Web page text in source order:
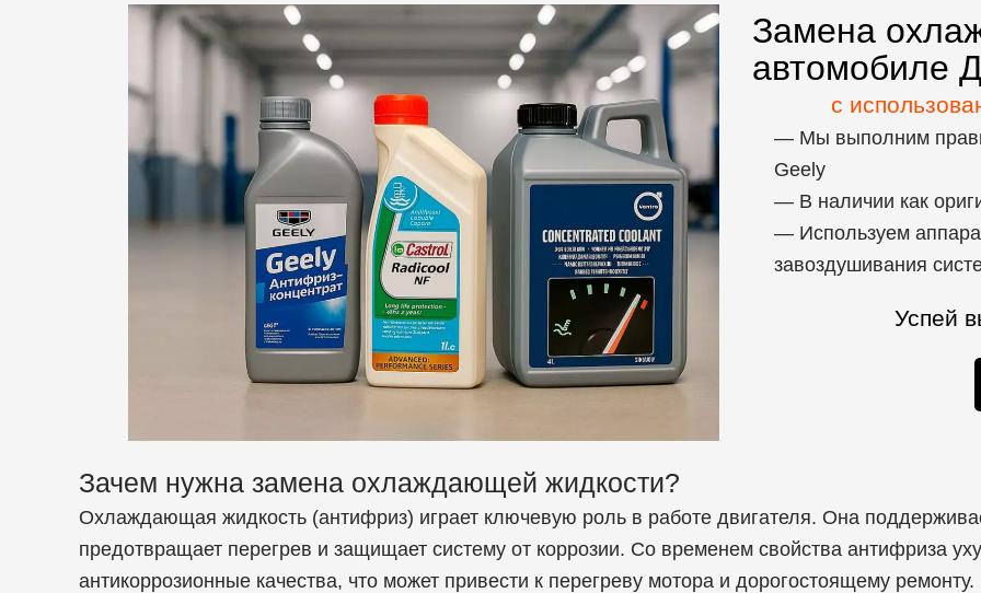
Замена
автомобиле
с
— Мы выполним
Geely
— В наличии как
— Используем
завоздушивания
Успей
Зачем нужна замена охлаждающей жидкости?
Охлаждающая жидкость (антифриз) играет ключевую роль в работе двигателя. Она
предотвращает перегрев и защищает систему от коррозии. Со временем свойства антифриза
антикоррозионные качества, что может привести к перегреву мотора и дорогостоящему ремонту.